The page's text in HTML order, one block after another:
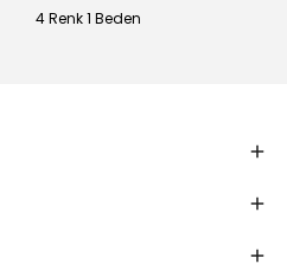
4 Renk 1 Beden